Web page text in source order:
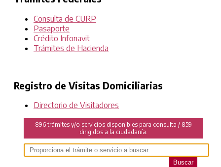
Consulta de CURP
Pasaporte
Crédito Infonavit
Trámites de Hacienda
Registro de Visitas Domiciliarias
Directorio de Visitadores
896 trámites y/o servicios disponibles para consulta / 859
dirigidos a la ciudadanía.
Buscar